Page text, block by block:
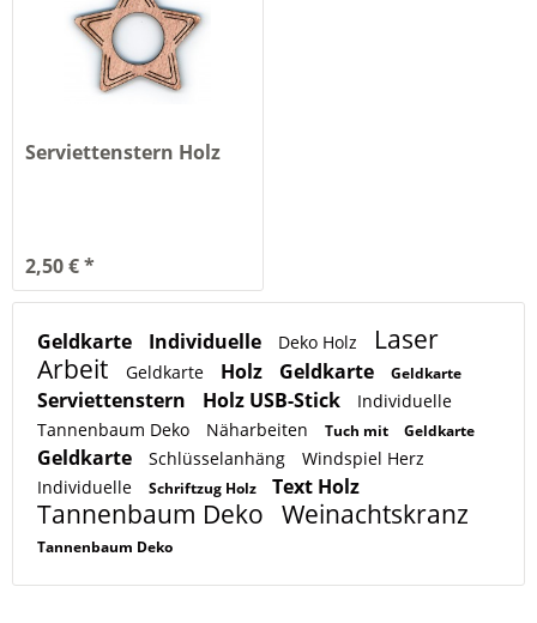
Serviettenstern Holz
2,50 € *
Geldkarte Individuelle Deko Holz
Laser
Arbeit
Geldkarte Holz Geldkarte Geldkarte
Serviettenstern Holz USB-Stick
Individuelle
Tannenbaum Deko
Näharbeiten Tuch mit Geldkarte
Geldkarte Schlüsselanhäng
Windspiel Herz
Individuelle
Schriftzug Holz Text Holz
Tannenbaum Deko Weinachtskranz
Tannenbaum Deko